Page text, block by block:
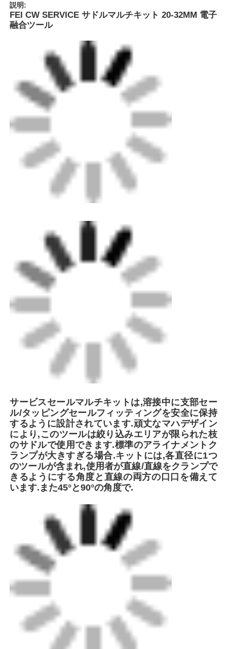
企業情報
会社案内
品質管理
お問い合わせ
見積依頼
バット・フュージョン溶接機
パイプバット・ウェルディング・マシン
電流フィッティング
説明:
FEI CW SERVICE サドルマルチキット 20-32MM 電子
融合ツール
サービスセールマルチキットは,溶接中に支部セー
ル/タッピングセールフィッティングを安全に保持
するように設計されています.頑丈なマハデザイン
により,このツールは絞り込みエリアが限られた枝
のサドルで使用できます.標準のアライナメントク
ランプが大きすぎる場合.キットには,各直径に1つ
のツールが含まれ,使用者が直線/直線をクランプで
きるようにする角度と直線の両方の口口を備えて
います.また45°と90°の角度で.